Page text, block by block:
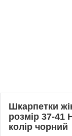
Шкарпетки
розмір 37-41
колір чорний